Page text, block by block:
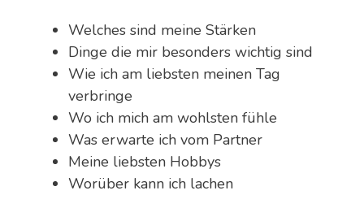
Welches sind meine Stärken
Dinge die mir besonders wichtig sind
Wie ich am liebsten meinen Tag
verbringe
Wo ich mich am wohlsten fühle
Was erwarte ich vom Partner
Meine liebsten Hobbys
Worüber kann ich lachen